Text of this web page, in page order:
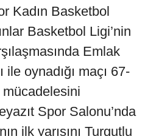
Kadın Basketbol
Basketbol Ligi’nin
Emlak
oynadığı maçı 67-
Spor Salonu’nda
ilk yarısını Turgutlu